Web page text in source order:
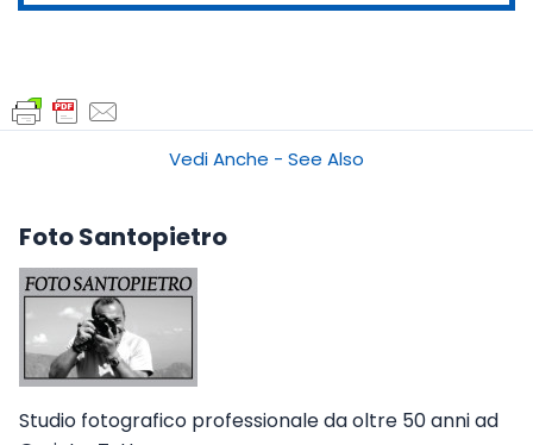
Vedi Anche - See Also
Foto Santopietro
Studio fotografico professionale da oltre 50 anni ad